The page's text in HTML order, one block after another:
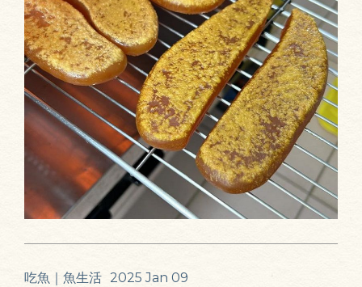
吃魚｜魚生活 2025 Jan 09